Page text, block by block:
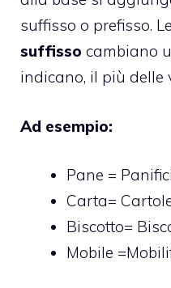
suffisso o prefisso.
suffisso cambiano
indicano, il più delle
Ad esempio:
Pane =
Carta=
Biscotto=
Mobile